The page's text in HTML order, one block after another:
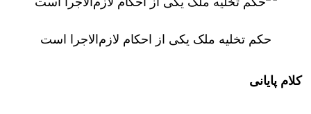
حکم تخلیه ملک یکی از احکام لازم‌الاجرا است
کلام پایانی